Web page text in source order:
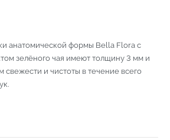
анатомической формы Bella Flora с
зелёного чая имеют толщину 3 мм и
и чистоты в течение всего